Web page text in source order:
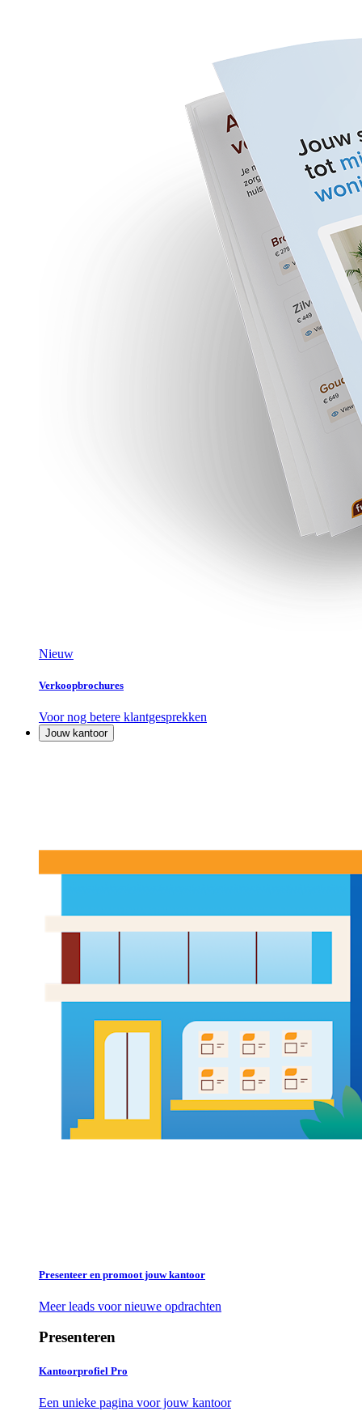
Nieuw
Verkoopbrochures
Voor nog betere klantgesprekken
Jouw kantoor
Presenteer en promoot jouw kantoor
Meer leads voor nieuwe opdrachten
Presenteren
Kantoorprofiel Pro
Een unieke pagina voor jouw kantoor